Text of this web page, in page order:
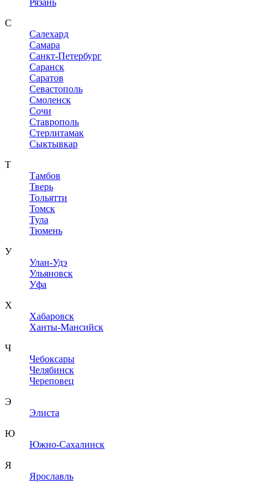
Рязань
С
Салехард
Самара
Санкт-Петербург
Саранск
Саратов
Севастополь
Смоленск
Сочи
Ставрополь
Стерлитамак
Сыктывкар
Т
Тамбов
Тверь
Тольятти
Томск
Тула
Тюмень
У
Улан-Удэ
Ульяновск
Уфа
Х
Хабаровск
Ханты-Мансийск
Ч
Чебоксары
Челябинск
Череповец
Э
Элиста
Ю
Южно-Сахалинск
Я
Ярославль